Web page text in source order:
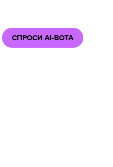
СПРОСИ AI-BOTA